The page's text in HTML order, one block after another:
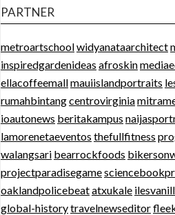
PARTNER
metroartschoolwidyanataarchitect
inspiredgardenideas afroskin
ellacoffeemallmauiislandportraits
rumahbintangcentrovirginia
ioautonews beritakampus
lamorenetaeventos thefullfitness
walangsari bearrockfoods
projectparadisegame
oaklandpolicebeatatxukale
global-historytravelnewseditor